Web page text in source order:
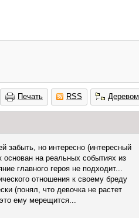
Печать RSS Деревом
забыть, но интересно (интересный
на реальных событиях из
главного героя не подходит...
отношения к своему бреду
(понял, что девочка не растет
ему мерещится...